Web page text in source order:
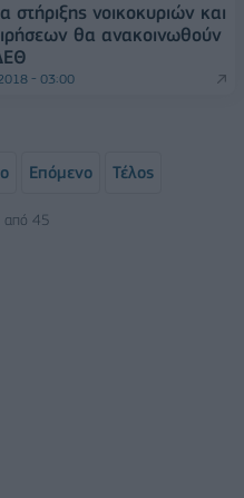
στήριξης νοικοκυριών και
θα ανακοινωθούν
- 03:00
Επόμενο Τέλος
από 45